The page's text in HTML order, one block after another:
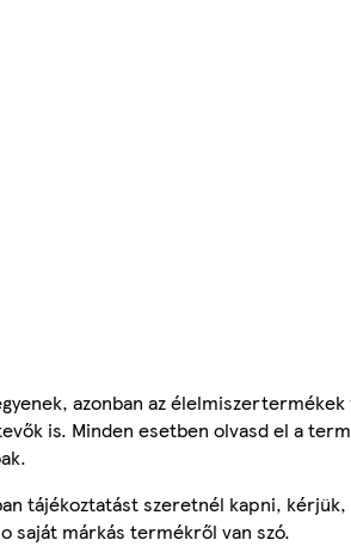
azonban az élelmiszertermékek
is. Minden esetben olvasd el a
tájékoztatást szeretnél kapni, kérjük,
saját márkás termékről van szó.